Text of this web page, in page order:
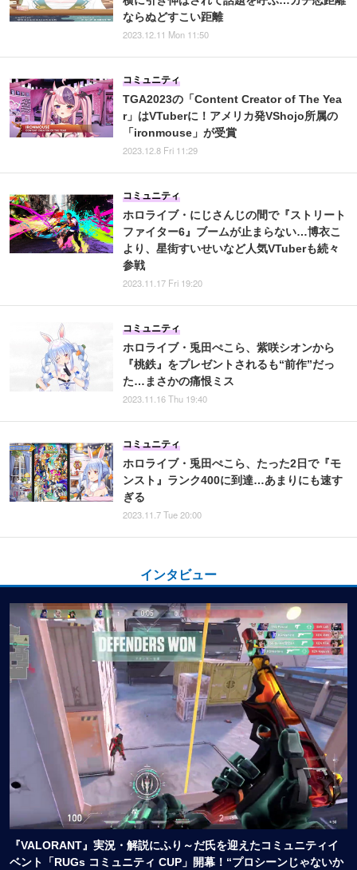
ならぬどすこい距離
2023.12.11 Mon 11:50
TGA2023の「Content Creator of The Yea
r」はVTuberに！アメリカ発VShojo所属の
「ironmouse」が受賞
コミュニティ
2023.12.8 Fri 11:29
ホロライブ・にじさんじの間で『ストリート
ファイター6』ブームが止まらない…博衣こ
より、星街すいせいなど人気VTuberも続々
参戦
コミュニティ
2023.11.17 Fri 19:20
ホロライブ・兎田ぺこら、紫咲シオンから
『桃鉄』をプレゼントされるも“前作”だっ
た…まさかの痛恨ミス
コミュニティ
2023.11.16 Thu 19:40
ホロライブ・兎田ぺこら、たった2日で『モ
ンスト』ランク400に到達…あまりにも速す
ぎる
コミュニティ
2023.11.7 Tue 20:00
インタビュー
『VALORANT』実況・解説にふり～だ氏を迎えたコミュニティイ
ベント「RUGs コミュニティ CUP」開幕！“プロシーンじゃないか